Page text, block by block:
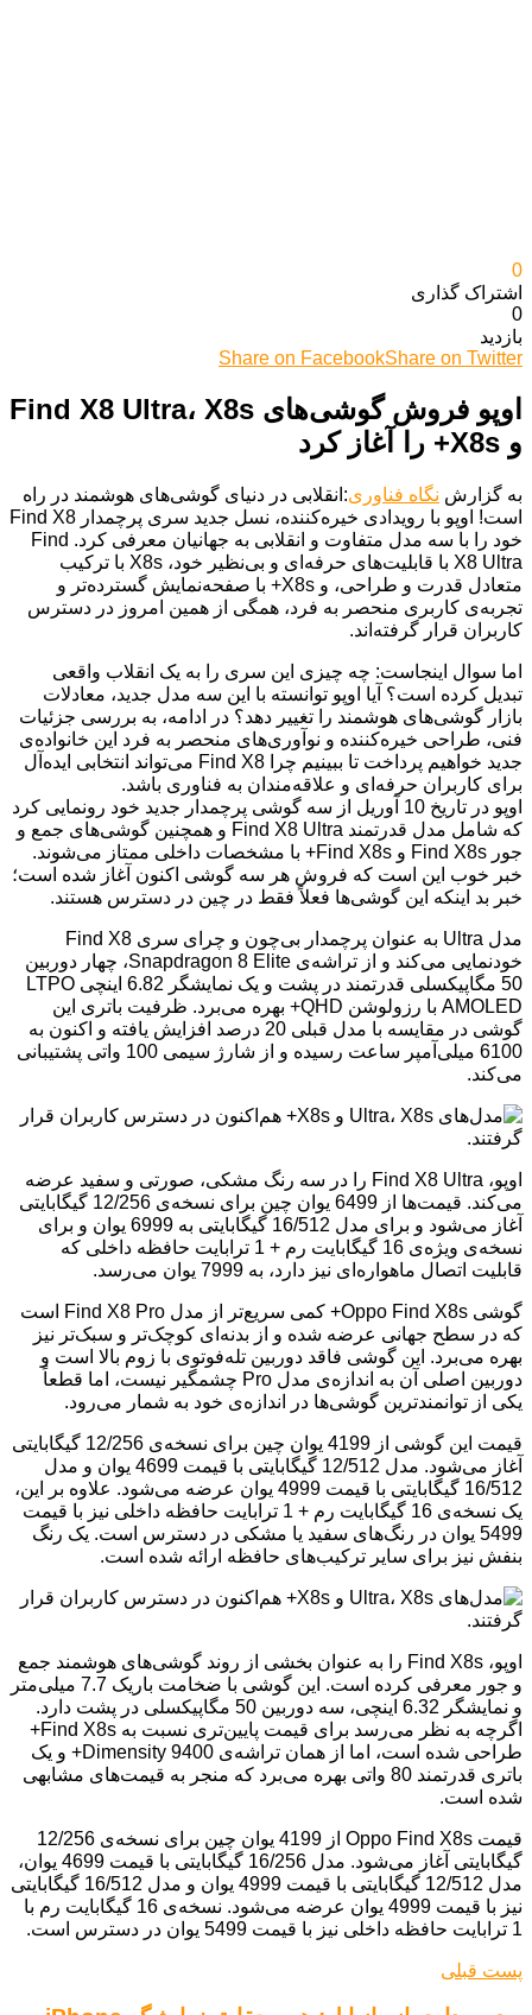
0
اشتراک گذاری‌
0
بازدید
Share on FacebookShare on Twitter
اوپو فروش گوشی‌های Find X8 Ultra، X8s
و X8s+ را آغاز کرد
به گزارش نگاه فناوری:انقلابی در دنیای گوشی‌های هوشمند در راه
است! اوپو با رویدادی خیره‌کننده، نسل جدید سری پرچمدار Find X8
خود را با سه مدل متفاوت و انقلابی به جهانیان معرفی کرد. Find
X8 Ultra با قابلیت‌های حرفه‌ای و بی‌نظیر خود، X8s با ترکیب
متعادل قدرت و طراحی، و X8s+ با صفحه‌نمایش گسترده‌تر و
تجربه‌ی کاربری منحصر به فرد، همگی از همین امروز در دسترس
کاربران قرار گرفته‌اند.
اما سوال اینجاست: چه چیزی این سری را به یک انقلاب واقعی
تبدیل کرده است؟ آیا اوپو توانسته با این سه مدل جدید، معادلات
بازار گوشی‌های هوشمند را تغییر دهد؟ در ادامه، به بررسی جزئیات
فنی، طراحی خیره‌کننده و نوآوری‌های منحصر به فرد این خانواده‌ی
جدید خواهیم پرداخت تا ببینیم چرا Find X8 می‌تواند انتخابی ایده‌آل
برای کاربران حرفه‌ای و علاقه‌مندان به فناوری باشد.
اوپو در تاریخ 10 آوریل از سه گوشی پرچمدار جدید خود رونمایی کرد
که شامل مدل قدرتمند Find X8 Ultra و همچنین گوشی‌های جمع و
جور Find X8s و Find X8s+ با مشخصات داخلی ممتاز می‌شوند.
خبر خوب این است که فروش هر سه گوشی اکنون آغاز شده است؛
خبر بد اینکه این گوشی‌ها فعلاً فقط در چین در دسترس هستند.
مدل Ultra به عنوان پرچمدار بی‌چون و چرای سری Find X8
خودنمایی می‌کند و از تراشه‌ی Snapdragon 8 Elite، چهار دوربین
50 مگاپیکسلی قدرتمند در پشت و یک نمایشگر 6.82 اینچی LTPO
AMOLED با رزولوشن QHD+ بهره می‌برد. ظرفیت باتری این
گوشی در مقایسه با مدل قبلی 20 درصد افزایش یافته و اکنون به
6100 میلی‌آمپر ساعت رسیده و از شارژ سیمی 100 واتی پشتیبانی
می‌کند.
اوپو، Find X8 Ultra را در سه رنگ مشکی، صورتی و سفید عرضه
می‌کند. قیمت‌ها از 6499 یوان چین برای نسخه‌ی 12/256 گیگابایتی
آغاز می‌شود و برای مدل 16/512 گیگابایتی به 6999 یوان و برای
نسخه‌ی ویژه‌ی 16 گیگابایت رم + 1 ترابایت حافظه داخلی که
قابلیت اتصال ماهواره‌ای نیز دارد، به 7999 یوان می‌رسد.
گوشی Oppo Find X8s+ کمی سریع‌تر از مدل Find X8 Pro است
که در سطح جهانی عرضه شده و از بدنه‌ای کوچک‌تر و سبک‌تر نیز
بهره می‌برد. این گوشی فاقد دوربین تله‌فوتوی با زوم بالا است و
دوربین اصلی آن به اندازه‌ی مدل Pro چشمگیر نیست، اما قطعاً
یکی از توانمندترین گوشی‌ها در اندازه‌ی خود به شمار می‌رود.
قیمت این گوشی از 4199 یوان چین برای نسخه‌ی 12/256 گیگابایتی
آغاز می‌شود. مدل 12/512 گیگابایتی با قیمت 4699 یوان و مدل
16/512 گیگابایتی با قیمت 4999 یوان عرضه می‌شود. علاوه بر این،
یک نسخه‌ی 16 گیگابایت رم + 1 ترابایت حافظه داخلی نیز با قیمت
5499 یوان در رنگ‌های سفید یا مشکی در دسترس است. یک رنگ
بنفش نیز برای سایر ترکیب‌های حافظه ارائه شده است.
اوپو، Find X8s را به عنوان بخشی از روند گوشی‌های هوشمند جمع
و جور معرفی کرده است. این گوشی با ضخامت باریک 7.7 میلی‌متر
و نمایشگر 6.32 اینچی، سه دوربین 50 مگاپیکسلی در پشت دارد.
اگرچه به نظر می‌رسد برای قیمت پایین‌تری نسبت به Find X8s+
طراحی شده است، اما از همان تراشه‌ی Dimensity 9400+ و یک
باتری قدرتمند 80 واتی بهره می‌برد که منجر به قیمت‌های مشابهی
شده است.
قیمت Oppo Find X8s از 4199 یوان چین برای نسخه‌ی 12/256
گیگابایتی آغاز می‌شود. مدل 16/256 گیگابایتی با قیمت 4699 یوان،
مدل 12/512 گیگابایتی با قیمت 4999 یوان و مدل 16/512 گیگابایتی
نیز با قیمت 4999 یوان عرضه می‌شود. نسخه‌ی 16 گیگابایت رم با
1 ترابایت حافظه داخلی نیز با قیمت 5499 یوان در دسترس است.
پست قبلی